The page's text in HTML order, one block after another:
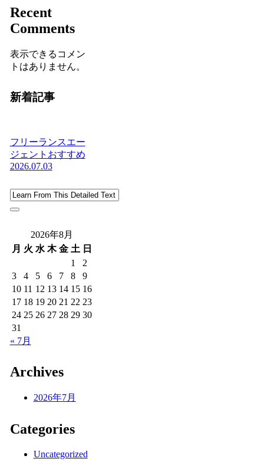
Recent
Comments
表示できるコメン
トはありません。
新着記事
フリーランスエー
ジェントおすすめ
2026.07.03
2026年8月
月 火 水 木 金 土 日
1
2
3
4 5 6 7 8
9
10 11 12 13 14 15 16
17 18 19 20 21 22 23
24 25 26 27 28 29 30
31
« 7月
Archives
2026年7月
Categories
Uncategorized